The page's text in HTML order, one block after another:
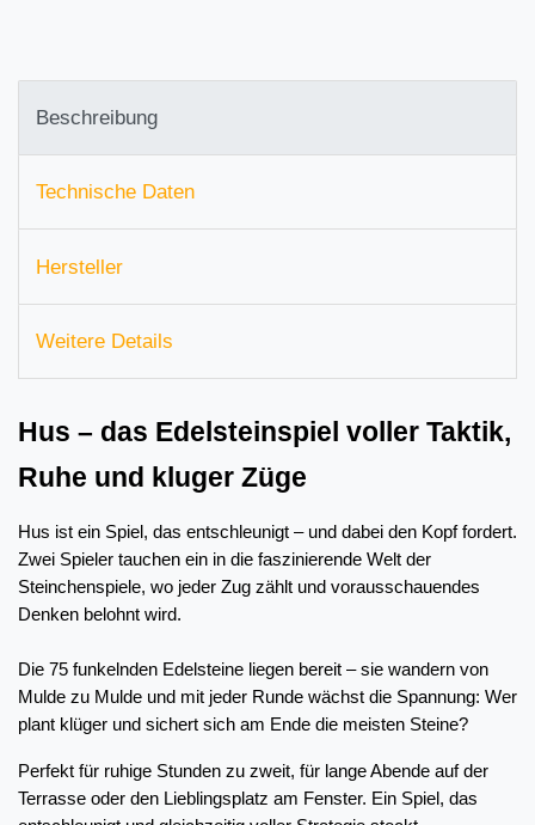
Beschreibung
Technische Daten
Hersteller
Weitere Details
Hus – das Edelsteinspiel voller Taktik,
Ruhe und kluger Züge
Hus ist ein Spiel, das entschleunigt – und dabei den Kopf fordert.
Zwei Spieler tauchen ein in die faszinierende Welt der
Steinchenspiele, wo jeder Zug zählt und vorausschauendes
Denken belohnt wird.
Die 75 funkelnden Edelsteine liegen bereit – sie wandern von
Mulde zu Mulde und mit jeder Runde wächst die Spannung: Wer
plant klüger und sichert sich am Ende die meisten Steine?
Perfekt für ruhige Stunden zu zweit, für lange Abende auf der
Terrasse oder den Lieblingsplatz am Fenster. Ein Spiel, das